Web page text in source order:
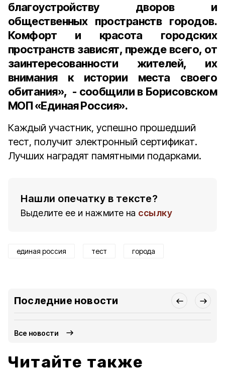
благоустройству дворов и
общественных пространств городов.
Комфорт и красота городских
пространств зависят, прежде всего, от
заинтересованности жителей, их
внимания к истории места своего
обитания», - сообщили в Борисовском
МОП «Единая Россия».
Каждый участник, успешно прошедший
тест, получит электронный сертификат.
Лучших наградят памятными подарками.
Нашли опечатку в тексте?
Выделите ее и нажмите на ссылку
единая россия тест города
Последние новости
Все новости
Читайте также